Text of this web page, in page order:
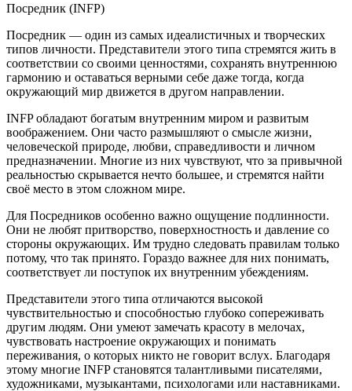
Посредник (INFP)
Посредник — один из самых идеалистичных и творческих
типов личности. Представители этого типа стремятся жить в
соответствии со своими ценностями, сохранять внутреннюю
гармонию и оставаться верными себе даже тогда, когда
окружающий мир движется в другом направлении.
INFP обладают богатым внутренним миром и развитым
воображением. Они часто размышляют о смысле жизни,
человеческой природе, любви, справедливости и личном
предназначении. Многие из них чувствуют, что за привычной
реальностью скрывается нечто большее, и стремятся найти
своё место в этом сложном мире.
Для Посредников особенно важно ощущение подлинности.
Они не любят притворство, поверхностность и давление со
стороны окружающих. Им трудно следовать правилам только
потому, что так принято. Гораздо важнее для них понимать,
соответствует ли поступок их внутренним убеждениям.
Представители этого типа отличаются высокой
чувствительностью и способностью глубоко сопереживать
другим людям. Они умеют замечать красоту в мелочах,
чувствовать настроение окружающих и понимать
переживания, о которых никто не говорит вслух. Благодаря
этому многие INFP становятся талантливыми писателями,
художниками, музыкантами, психологами или наставниками.